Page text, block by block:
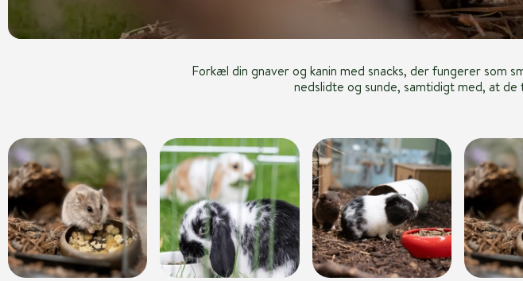
Forkæl din gnaver og kanin med snacks, der fungerer som
nedslidte og sunde, samtidigt med, at